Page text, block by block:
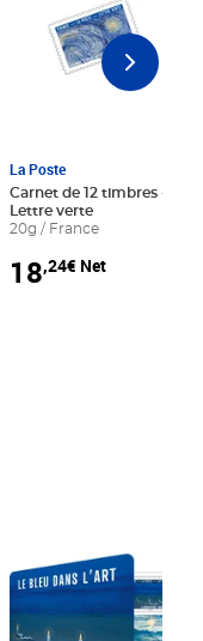
au panier
La Poste
Carnet de 12 timbres - Le
Lettre verte
20g / France
18,24€ Net